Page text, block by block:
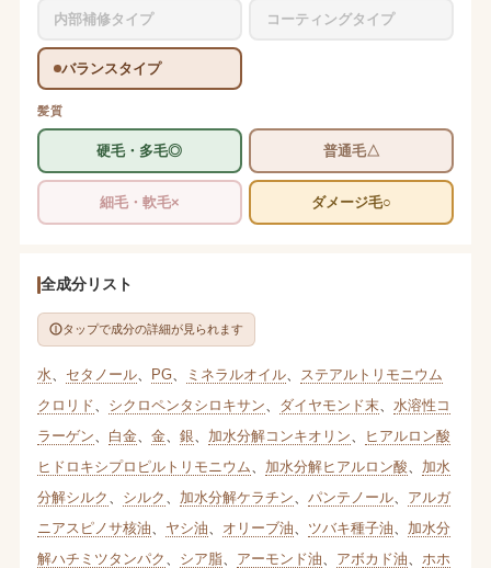
内部補修タイプ コーティングタイプ
バランスタイプ
髪質
硬毛・多毛◎ 普通毛△
細毛・軟毛× ダメージ毛○
全成分リスト
タップで成分の詳細が見られます
水 セタノール、 PG、 ミネラルオイル、
ステアルトリモニウム
クロリド
シクロペンタシロキサン ダイヤモンド末、 水溶性コ
ラーゲン
白金 金 銀 加水分解コンキオリン
ヒアルロン酸
ヒドロキシプロピルトリモニウム
加水分解ヒアルロン酸
加水
分解シルク
シルク 加水分解ケラチン パンテノール、 アルガ
ニアスピノサ核油
ヤシ油 オリーブ油 ツバキ種子油
加水分
解ハチミツタンパク
シア脂、 アーモンド油 アボカド油
ホホ